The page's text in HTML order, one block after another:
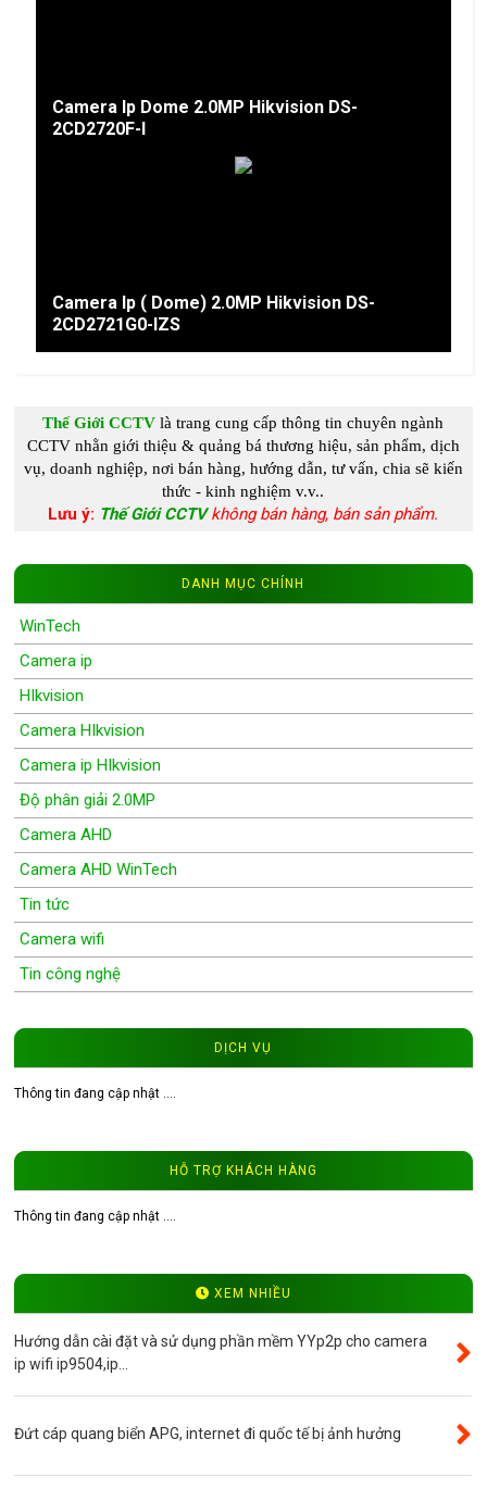
Camera Ip Dome 2.0MP Hikvision DS-
2CD2720F-I
Camera Ip ( Dome) 2.0MP Hikvision DS-
2CD2721G0-IZS
Thế Giới CCTV là trang cung cấpthông tin chuyên ngành
CCTVnhằn giới thiệu & quảng bá thương hiệu, sản phẩm, dịch
vụ, doanh nghiệp, nơi bán hàng, hướng dẫn, tư vấn, chia sẽ kiến
thức - kinh nghiệmv.v..
Lưu ý: Thế Giới CCTV không bán hàng, bán sản phẩm.
DANH MỤC CHÍNH
WinTech
Camera ip
HIkvision
Camera HIkvision
Camera ip HIkvision
Độ phân giải 2.0MP
Camera AHD
Camera AHD WinTech
Tin tức
Camera wifi
Tin công nghệ
Đầu ghi hình camera
Đầu ghi camera WinTech
Máy bộ đàm
Bảng giá
Phụ kiện camera
DỊCH VỤ
Thông tin đang cập nhật ....
HỖ TRỢ KHÁCH HÀNG
Thông tin đang cập nhật ....
XEM NHIỀU
Hướng dẫn cài đặt và sử dụng phần mềm YYp2p cho camera
ip wifi ip9504,ip...
Đứt cáp quang biển APG, internet đi quốc tế bị ảnh hưởng